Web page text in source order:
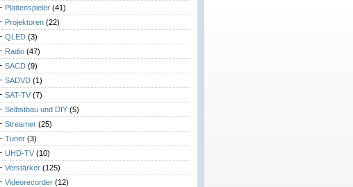
Plattenspieler (41)
Projektoren (22)
QLED (3)
Radio (47)
SACD (9)
SADVD (1)
SAT-TV (7)
Selbstbau und DIY (5)
Streamer (25)
Tuner (3)
UHD-TV (10)
Verstärker (125)
Videorecorder (12)